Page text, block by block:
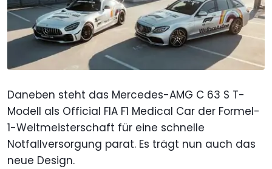
Daneben steht das Mercedes-AMG C 63 S T-
Modell als Official FIA F1 Medical Car der Formel-
1-Weltmeisterschaft für eine schnelle
Notfallversorgung parat. Es trägt nun auch das
neue Design.